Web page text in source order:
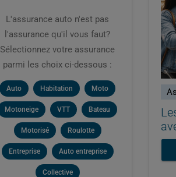
L'assurance auto n'est pas
l'assurance qu'il vous faut?
Sélectionnez votre assurance
parmi les choix ci-dessous :
Auto Habitation Moto
Motoneige VTT Bateau
Motorisé Roulotte
Entreprise Auto entreprise
Collective